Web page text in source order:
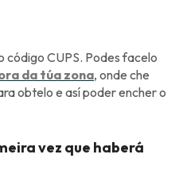
código CUPS. Podes facelo
da túa zona, onde che
obtelo e así poder encher o
vez que haberá